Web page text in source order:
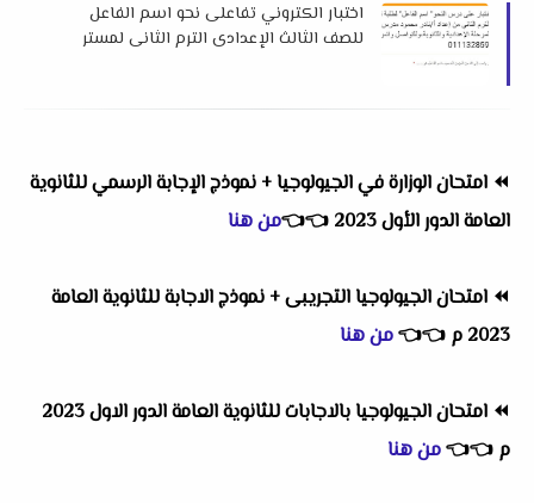
اختبار الكتروني تفاعلى نحو اسم الفاعل
للصف الثالث الإعدادى الترم الثانى لمستر
⏪ امتحان الوزارة في الجيولوجيا + نموذج الإجابة الرسمي للثانوية
العامة الدور الأول 2023
👈
👈من هنا
⏪ امتحان الجيولوجيا التجريبى + نموذج الاجابة للثانوية العامة
2023 م
👈
👈من هنا
⏪
امتحان الجيولوجيا بالاجابات للثانوية العامة الدور الاول 2023
م 👈
👈من هنا